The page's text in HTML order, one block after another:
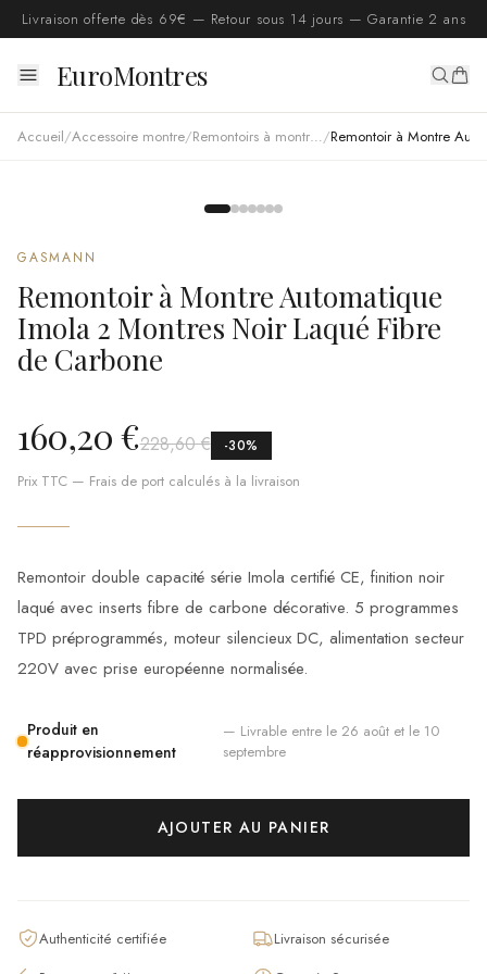
Livraison offerte dès 69€ — Retour sous 14 jours — Garantie 2 ans
EuroMontres
Accueil/Accessoire montre/ Remontoirs à montres automatiques/
GASMANN
Remontoir à Montre Automatique
Imola 2 Montres Noir Laqué Fibre
de Carbone
160,20 €228,60 € -30%
Prix TTC — Frais de port calculés à la livraison
Remontoir double capacité série Imola certifié CE, finition noir
laqué avec inserts fibre de carbone décorative. 5 programmes
TPD préprogrammés, moteur silencieux DC, alimentation secteur
220V avec prise européenne normalisée.
Produit en
réapprovisionnement
— Livrable entre le 26 aoûtet le 10
septembre
AJOUTER AU PANIER
Authenticité certifiée
Livraison sécurisée